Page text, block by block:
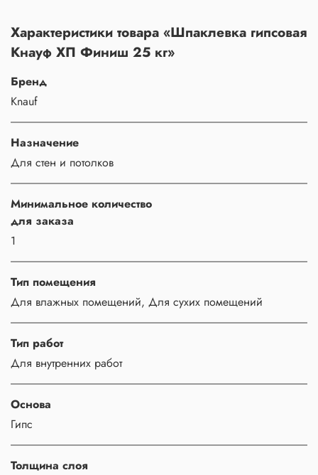
Характеристики товара «Шпаклевка гипсовая
Кнауф ХП Финиш 25 кг»
Бренд
Knauf
Назначение
Для стен и потолков
Минимальное количество
для заказа
1
Тип помещения
Для влажных помещений, Для сухих помещений
Тип работ
Для внутренних работ
Основа
Гипс
Толщина слоя